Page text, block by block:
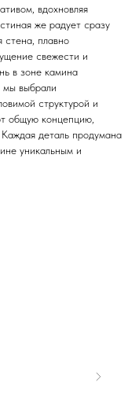
вдохновляя
же радует сразу
стена, плавно
свежести и
в зоне камина
мы выбрали
структурой и
общую концепцию,
деталь продумана
уникальным и